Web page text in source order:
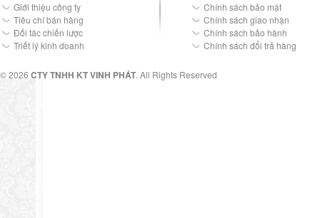
Giới thiệu công ty
Tiêu chí bán hàng
Đối tác chiến lược
Triết lý kinh doanh
Chính sách bảo mật
Chính sách giao nhận
Chính sách bảo hành
Chính sách đổi trả hàng
© 2026 CTY TNHH KT VINH PHÁT. All Rights Reserved